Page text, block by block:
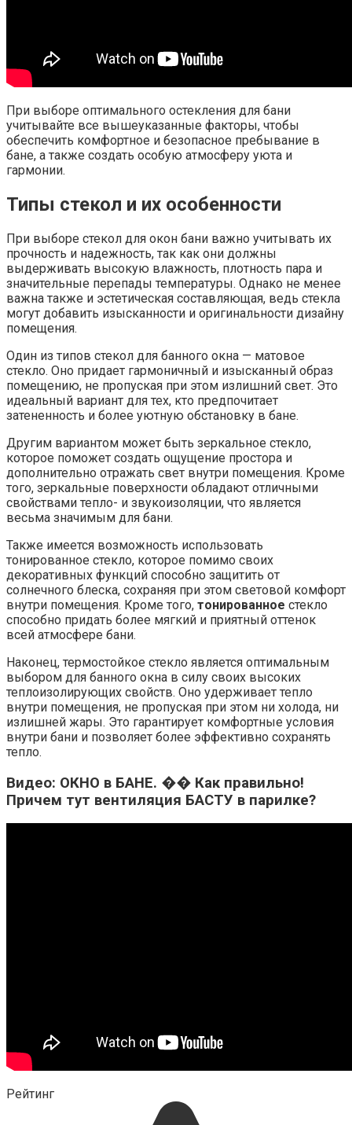
При выборе оптимального остекления для бани
учитывайте все вышеуказанные факторы, чтобы
обеспечить комфортное и безопасное пребывание в
бане, а также создать особую атмосферу уюта и
гармонии.
Типы стекол и их особенности
При выборе стекол для окон бани важно учитывать их
прочность и надежность, так как они должны
выдерживать высокую влажность, плотность пара и
значительные перепады температуры. Однако не менее
важна также и эстетическая составляющая, ведь стекла
могут добавить изысканности и оригинальности дизайну
помещения.
Один из типов стекол для банного окна — матовое
стекло. Оно придает гармоничный и изысканный образ
помещению, не пропуская при этом излишний свет. Это
идеальный вариант для тех, кто предпочитает
затененность и более уютную обстановку в бане.
Другим вариантом может быть зеркальное стекло,
которое поможет создать ощущение простора и
дополнительно отражать свет внутри помещения. Кроме
того, зеркальные поверхности обладают отличными
свойствами тепло- и звукоизоляции, что является
весьма значимым для бани.
Также имеется возможность использовать
тонированное стекло, которое помимо своих
декоративных функций способно защитить от
солнечного блеска, сохраняя при этом световой комфорт
внутри помещения. Кроме того, тонированное стекло
способно придать более мягкий и приятный оттенок
всей атмосфере бани.
Наконец, термостойкое стекло является оптимальным
выбором для банного окна в силу своих высоких
теплоизолирующих свойств. Оно удерживает тепло
внутри помещения, не пропуская при этом ни холода, ни
излишней жары. Это гарантирует комфортные условия
внутри бани и позволяет более эффективно сохранять
тепло.
Видео: ОКНО в БАНЕ. �� Как правильно!
Причем тут вентиляция БАСТУ в парилке?
Рейтинг